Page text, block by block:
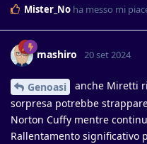
Mister_No ha messo mi
mashiro 20 set 2024
Genoasi
anche Miretti
sorpresa potrebbe
Norton Cuffy mentre
Rallentamento significativo